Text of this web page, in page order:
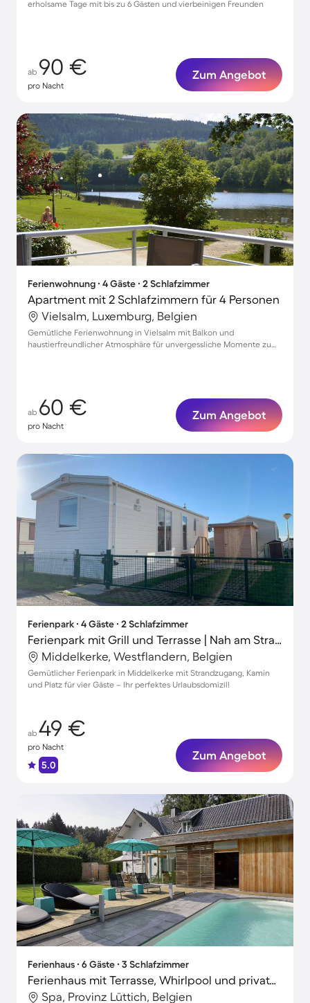
erholsame Tage mit bis zu 6 Gästen und vierbeinigen Freunden
ab 90 €
pro Nacht
Zum Angebot
Ferienwohnung ∙ 4 Gäste ∙ 2 Schlafzimmer
Apartment mit 2 Schlafzimmern für 4 Personen
Vielsalm, Luxemburg, Belgien
Gemütliche Ferienwohnung in Vielsalm mit Balkon und
haustierfreundlicher Atmosphäre für unvergessliche Momente zu
ab 60 €
pro Nacht
Zum Angebot
Ferienpark ∙ 4 Gäste ∙ 2 Schlafzimmer
Ferienpark mit Grill und Terrasse | Nah am Strand | Haustiere erlaubt
Middelkerke, Westflandern, Belgien
Gemütlicher Ferienpark in Middelkerke mit Strandzugang, Kamin
und Platz für vier Gäste – Ihr perfektes Urlaubsdomizil!
ab 49 €
pro Nacht
5.0
Zum Angebot
Ferienhaus ∙ 6 Gäste ∙ 3 Schlafzimmer
Ferienhaus mit Terrasse, Whirlpool und privatem Pool | Seeblick
Spa, Provinz Lüttich, Belgien